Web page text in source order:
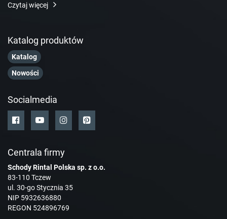
Czytaj więcej
Katalog produktów
Katalog
Nowości
Socialmedia
Centrala firmy
Schody Rintal Polska sp. z o.o.
83-110 Tczew
ul. 30-go Stycznia 35
NIP 5932636880
REGON 524896769